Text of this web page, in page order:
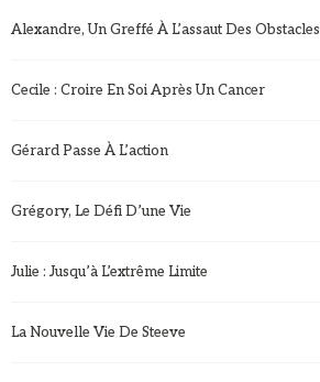
Alexandre, Un Greffé À L’assaut Des Obstacles
Cecile : Croire En Soi Après Un Cancer
Gérard Passe À L’action
Grégory, Le Défi D’une Vie
Julie : Jusqu’à L’extrême Limite
La Nouvelle Vie De Steeve